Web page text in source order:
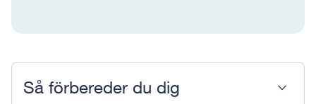
Så förbereder du dig